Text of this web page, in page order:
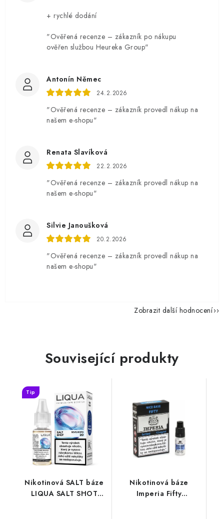
+ rychlé dodání
"Ověřená recenze – zákazník po nákupu
ověřen službou Heureka Group"
Antonín Němec
24.2.2026
"Ověřená recenze – zákazník provedl nákup na
našem e-shopu"
Renata Slavíková
22.2.2026
"Ověřená recenze – zákazník provedl nákup na
našem e-shopu"
Silvie Janoušková
20.2.2026
"Ověřená recenze – zákazník provedl nákup na
našem e-shopu"
Zobrazit další hodnocení
Související produkty
Nikotinová SALT báze
LIQUA SALT SHOT
Tip
Nikotinová báze
Imperia Fifty